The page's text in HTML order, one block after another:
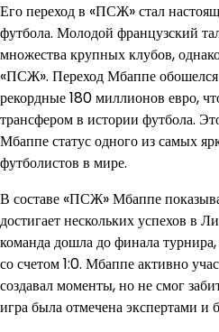
Его переход в «ПСЖ» стал
футбола. Молодой французский
множества крупных клубов,
«ПСЖ». Переход Мбаппе
рекордные 180 миллионов евро,
трансфером в истории футбола.
Мбаппе статус одного из самых
футболистов в мире.
В составе «ПСЖ» Мбаппе
достигает нескольких успехов в
команда дошла до финала
со счетом 1:0. Мбаппе активно
создавал моменты, но не смог
игра была отмечена экспертами и